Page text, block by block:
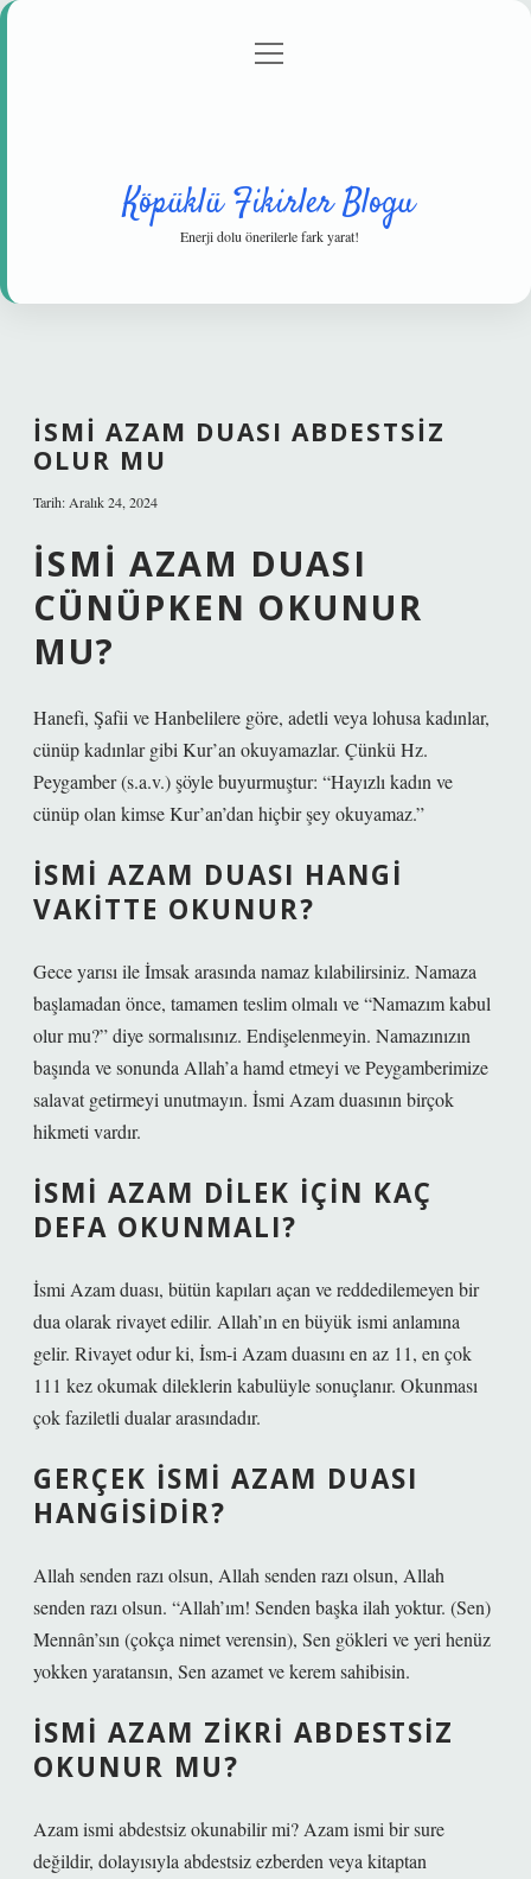
Gizlilik Politikası
menüyü
Köpüklü Fikirler Blogu
Enerji dolu önerilerle fark yarat!
İSMI AZAM DUASI ABDESTSIZ
OLUR MU
Tarih: Aralık 24, 2024
İSMI AZAM DUASI
CÜNÜPKEN OKUNUR
MU?
Hanefi, Şafii ve Hanbelilere göre, adetli veya lohusa kadınlar,
cünüp kadınlar gibi Kur’an okuyamazlar. Çünkü Hz.
Peygamber (s.a.v.) şöyle buyurmuştur: “Hayızlı kadın ve
cünüp olan kimse Kur’an’dan hiçbir şey okuyamaz.”
İSMI AZAM DUASI HANGI
VAKITTE OKUNUR?
Gece yarısı ile İmsak arasında namaz kılabilirsiniz. Namaza
başlamadan önce, tamamen teslim olmalı ve “Namazım kabul
olur mu?” diye sormalısınız. Endişelenmeyin. Namazınızın
başında ve sonunda Allah’a hamd etmeyi ve Peygamberimize
salavat getirmeyi unutmayın. İsmi Azam duasının birçok
hikmeti vardır.
İSMI AZAM DILEK IÇIN KAÇ
DEFA OKUNMALI?
İsmi Azam duası, bütün kapıları açan ve reddedilemeyen bir
dua olarak rivayet edilir. Allah’ın en büyük ismi anlamına
gelir. Rivayet odur ki, İsm-i Azam duasını en az 11, en çok
111 kez okumak dileklerin kabulüyle sonuçlanır. Okunması
çok faziletli dualar arasındadır.
GERÇEK ISMI AZAM DUASI
HANGISIDIR?
Allah senden razı olsun, Allah senden razı olsun, Allah
senden razı olsun. “Allah’ım! Senden başka ilah yoktur. (Sen)
Mennân’sın (çokça nimet verensin), Sen gökleri ve yeri henüz
yokken yaratansın, Sen azamet ve kerem sahibisin.
İSMI AZAM ZIKRI ABDESTSIZ
OKUNUR MU?
Azam ismi abdestsiz okunabilir mi? Azam ismi bir sure
değildir, dolayısıyla abdestsiz ezberden veya kitaptan